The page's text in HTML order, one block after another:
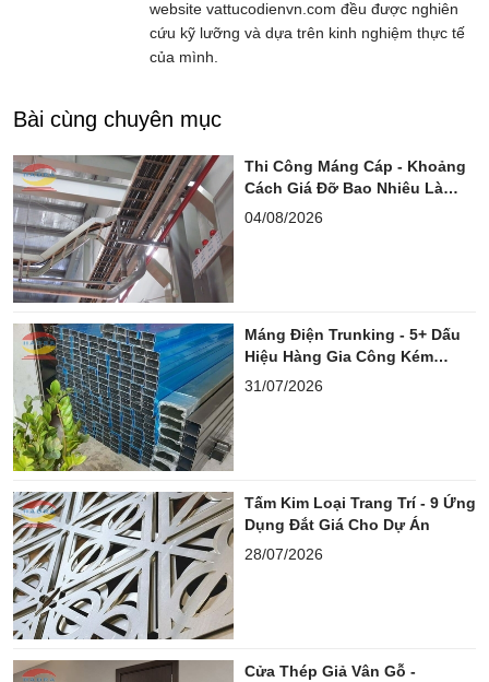
website vattucodienvn.com đều được nghiên
cứu kỹ lưỡng và dựa trên kinh nghiệm thực tế
của mình.
Bài cùng chuyên mục
Thi Công Máng Cáp - Khoảng
Cách Giá Đỡ Bao Nhiêu Là
Chuẩn?
04/08/2026
Máng Điện Trunking - 5+ Dấu
Hiệu Hàng Gia Công Kém
Chuẩn
31/07/2026
Tấm Kim Loại Trang Trí - 9 Ứng
Dụng Đắt Giá Cho Dự Án
28/07/2026
Cửa Thép Giả Vân Gỗ -